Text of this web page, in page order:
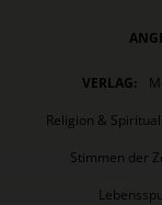
VERLAG:
Religion &
Stimmen der